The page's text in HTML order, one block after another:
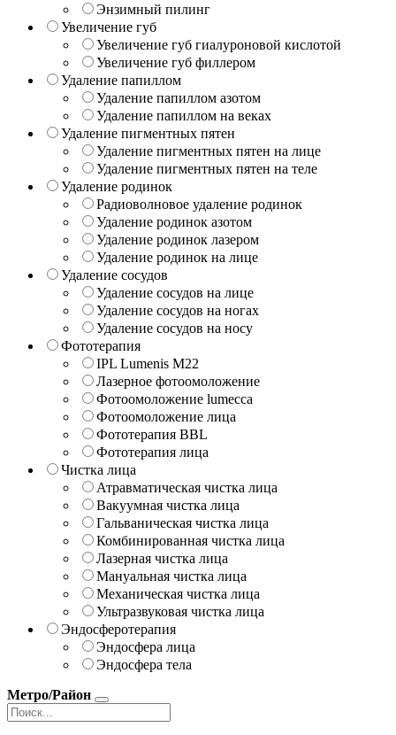
Энзимный пилинг
Увеличение губ
Увеличение губ гиалуроновой кислотой
Увеличение губ филлером
Удаление папиллом
Удаление папиллом азотом
Удаление папиллом на веках
Удаление пигментных пятен
Удаление пигментных пятен на лице
Удаление пигментных пятен на теле
Удаление родинок
Радиоволновое удаление родинок
Удаление родинок азотом
Удаление родинок лазером
Удаление родинок на лице
Удаление сосудов
Удаление сосудов на лице
Удаление сосудов на ногах
Удаление сосудов на носу
Фототерапия
IPL Lumenis M22
Лазерное фотоомоложение
Фотоомоложение lumecca
Фотоомоложение лица
Фототерапия BBL
Фототерапия лица
Чистка лица
Атравматическая чистка лица
Вакуумная чистка лица
Гальваническая чистка лица
Комбинированная чистка лица
Лазерная чистка лица
Мануальная чистка лица
Механическая чистка лица
Ультразвуковая чистка лица
Эндосферотерапия
Эндосфера лица
Эндосфера тела
Метро/Район